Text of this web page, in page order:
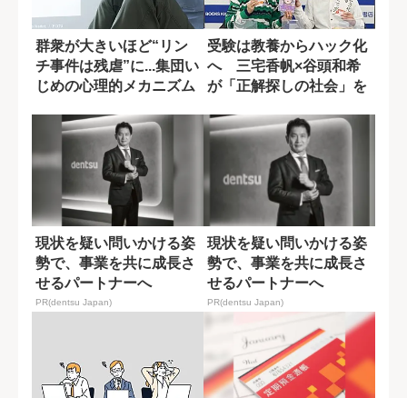
群衆が大きいほど“リン
チ事件は残虐”に...集団い
じめの心理的メカニズム
受験は教養からハック化
へ 三宅香帆×谷頭和希
が「正解探しの社会」を
現状を疑い問いかける姿
勢で、事業を共に成長さ
せるパートナーへ
PR(dentsu Japan)
現状を疑い問いかける姿
勢で、事業を共に成長さ
せるパートナーへ
PR(dentsu Japan)